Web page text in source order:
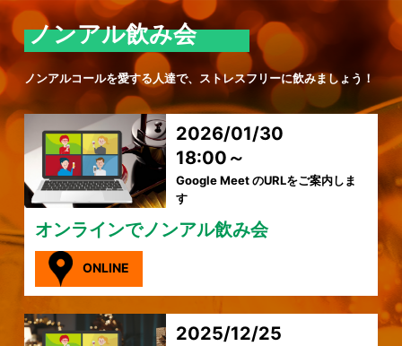
ノンアル飲み会
ノンアルコールを愛する人達で、ストレスフリーに飲みましょう！
2026/01/30
18:00～
Google Meet のURLをご案内しま
す
オンラインでノンアル飲み会
ONLINE
2025/12/25